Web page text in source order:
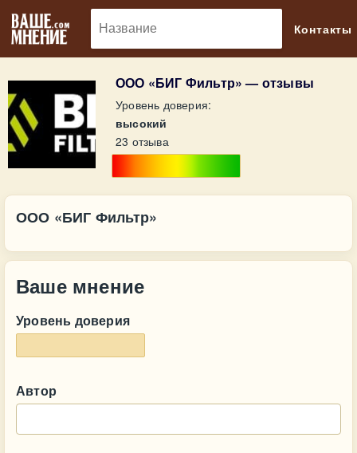
Контакты
ООО «БИГ Фильтр» — отзывы
Уровень доверия:
высокий
23 отзыва
ООО «БИГ Фильтр»
Ваше мнение
Уровень доверия
Автор